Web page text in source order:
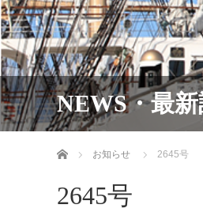
NEWS・最
ホーム お知らせ 2645号
2645号